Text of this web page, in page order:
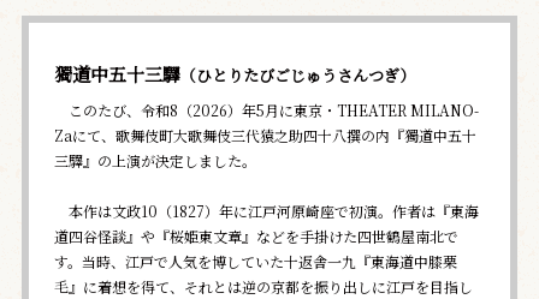
獨道中五十三驛（ひとりたびごじゅうさんつぎ）
このたび、令和8（2026）年5月に東京・THEATER MILANO-
Zaにて、歌舞伎町大歌舞伎三代猿之助四十八撰の内『獨道中五十
三驛』の上演が決定しました。
本作は文政10（1827）年に江戸河原崎座で初演。作者は『東海
道四谷怪談』や『桜姫東文章』などを手掛けた四世鶴屋南北で
す。当時、江戸で人気を博していた十返舎一九『東海道中膝栗
毛』に着想を得て、それとは逆の京都を振り出しに江戸を目指し